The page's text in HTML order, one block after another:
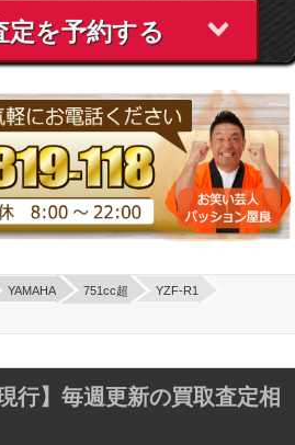
定を予約する
YAMAHA 751cc超 YZF-R1
行】毎週更新の買取査定相